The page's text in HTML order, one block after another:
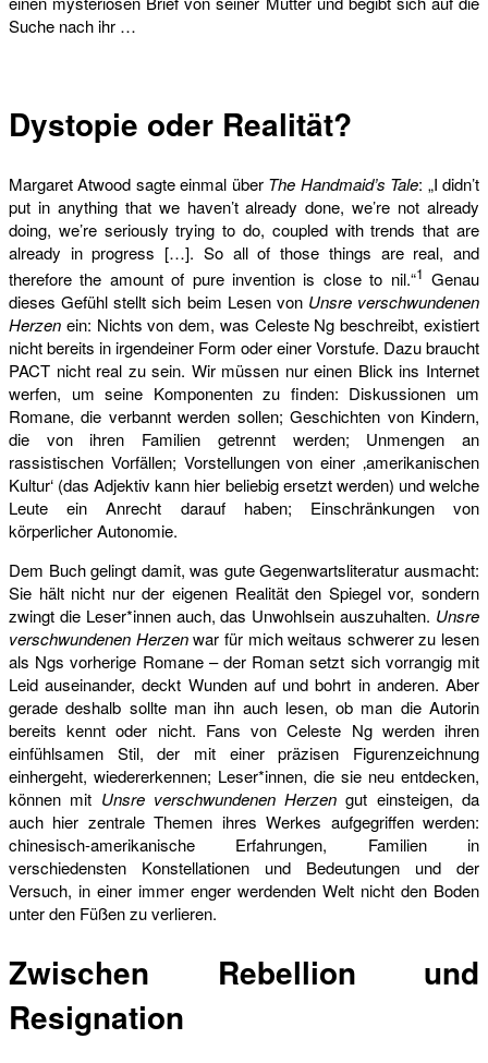
Suche nach ihr …
Dystopie oder Realität?
Margaret Atwood sagte einmal über The Handmaid’s Tale: „I didn’t
put in anything that we haven’t already done, we’re not already
doing, we’re seriously trying to do, coupled with trends that are
already in progress […]. So all of those things are real, and
therefore the amount of pure invention is close to nil.“1 Genau
dieses Gefühl stellt sich beim Lesen von Unsre verschwundenen
Herzen ein: Nichts von dem, was Celeste Ng beschreibt, existiert
nicht bereits in irgendeiner Form oder einer Vorstufe. Dazu braucht
PACT nicht real zu sein. Wir müssen nur einen Blick ins Internet
werfen, um seine Komponenten zu finden: Diskussionen um
Romane, die verbannt werden sollen; Geschichten von Kindern,
die von ihren Familien getrennt werden; Unmengen an
rassistischen Vorfällen; Vorstellungen von einer ‚amerikanischen
Kultur‘ (das Adjektiv kann hier beliebig ersetzt werden) und welche
Leute ein Anrecht darauf haben; Einschränkungen von
körperlicher Autonomie.
Dem Buch gelingt damit, was gute Gegenwartsliteratur ausmacht:
Sie hält nicht nur der eigenen Realität den Spiegel vor, sondern
zwingt die Leser*innen auch, das Unwohlsein auszuhalten. Unsre
verschwundenen Herzenwar für mich weitaus schwerer zu lesen
als Ngs vorherige Romane – der Roman setzt sich vorrangig mit
Leid auseinander, deckt Wunden auf und bohrt in anderen. Aber
gerade deshalb sollte man ihn auch lesen, ob man die Autorin
bereits kennt oder nicht. Fans von Celeste Ng werden ihren
einfühlsamen Stil, der mit einer präzisen Figurenzeichnung
einhergeht, wiedererkennen; Leser*innen, die sie neu entdecken,
können mit Unsre verschwundenen Herzen gut einsteigen, da
auch hier zentrale Themen ihres Werkes aufgegriffen werden:
chinesisch-amerikanische Erfahrungen, Familien in
verschiedensten Konstellationen und Bedeutungen und der
Versuch, in einer immer enger werdenden Welt nicht den Boden
unter den Füßen zu verlieren.
Zwischen Rebellion und
Resignation